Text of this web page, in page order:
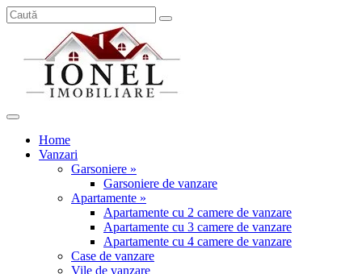
Home
Vanzari
Garsoniere »
Garsoniere de vanzare
Apartamente »
Apartamente cu 2 camere de vanzare
Apartamente cu 3 camere de vanzare
Apartamente cu 4 camere de vanzare
Case de vanzare
Vile de vanzare